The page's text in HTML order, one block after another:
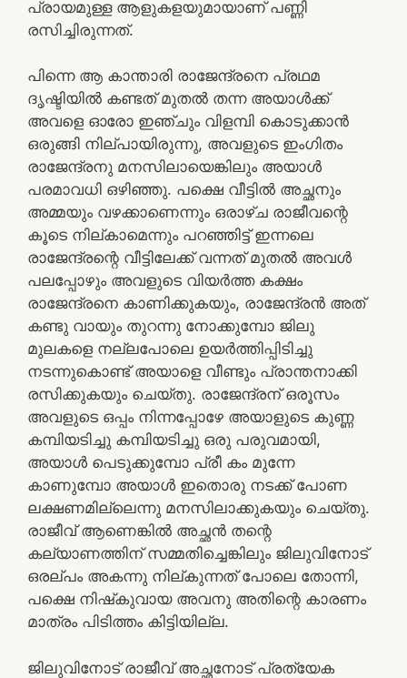
പ്രായമുള്ള ആളുകളയുമായാണ് പണ്ണി
രസിച്ചിരുന്നത്.
പിന്നെ ആ കാന്താരി രാജേന്ദ്രനെ പ്രഥമ
ദൃഷ്ടിയിൽ കണ്ടത് മുതൽ തന്ന അയാൾക്ക്
അവളെ ഓരോ ഇഞ്ചും വിളമ്പി കൊടുക്കാൻ
ഒരുങ്ങി നില്പായിരുന്നു, അവളുടെ ഇംഗിതം
രാജേന്ദ്രനു മനസിലായെങ്കിലും അയാൾ
പരമാവധി ഒഴിഞ്ഞു. പക്ഷെ വീട്ടിൽ അച്ഛനും
അമ്മയും വഴക്കാണെന്നും ഒരാഴ്ച രാജീവന്റെ
കൂടെ നില്കാമെന്നും പറഞ്ഞിട്ട് ഇന്നലെ
രാജേന്ദ്രന്റെ വീട്ടിലേക്ക് വന്നത് മുതൽ അവൾ
പലപ്പോഴും അവളുടെ വിയർത്ത കക്ഷം
രാജേന്ദ്രനെ കാണിക്കുകയും, രാജേന്ദ്രൻ അത്
കണ്ടു വായും തുറന്നു നോക്കുമ്പോ ജിലു
മുലകളെ നല്ലപോലെ ഉയർത്തിപ്പിടിച്ചു
നടന്നുകൊണ്ട് അയാളെ വീണ്ടും പ്രാന്തനാക്കി
രസിക്കുകയും ചെയ്തു. രാജേന്ദ്രന് ഒരൂസം
അവളുടെ ഒപ്പം നിന്നപ്പോഴേ അയാളുടെ കുണ്ണ
കമ്പിയടിച്ചു കമ്പിയടിച്ചു ഒരു പരുവമായി,
അയാൾ പെടുക്കുമ്പോ പ്രീ കം മുന്നേ
കാണുമ്പോ അയാൾ ഇതൊരു നടക്ക് പോണ
ലക്ഷണമില്ലെന്നു മനസിലാക്കുകയും ചെയ്തു.
രാജീവ് ആണെങ്കിൽ അച്ഛൻ തന്റെ
കല്യാണത്തിന് സമ്മതിച്ചെങ്കിലും ജിലുവിനോട്
ഒരല്പം അകന്നു നില്കുന്നത് പോലെ തോന്നി,
പക്ഷെ നിഷ്‌കുവായ അവനു അതിന്റെ കാരണം
മാത്രം പിടിത്തം കിട്ടിയില്ല.
ജിലുവിനോട് രാജീവ് അച്ഛനോട് പ്രത്യേക